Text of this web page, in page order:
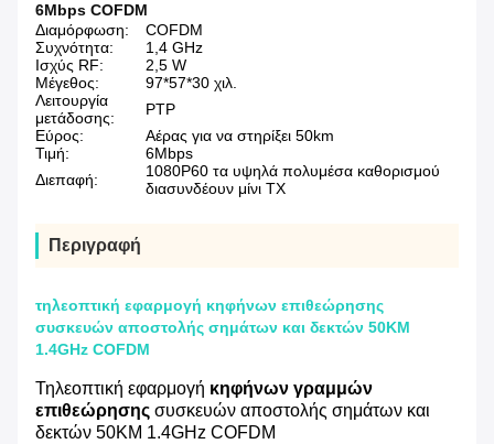
6Mbps COFDM
Διαμόρφωση:
COFDM
Συχνότητα:
1,4 GHz
Ισχύς RF:
2,5 W
Μέγεθος:
97*57*30 χιλ.
Λειτουργία
μετάδοσης:
PTP
Εύρος:
Αέρας για να στηρίξει 50km
Τιμή:
6Mbps
Διεπαφή:
1080P60 τα υψηλά πολυμέσα καθορισμού
διασυνδέουν μίνι TX
Περιγραφή
τηλεοπτική εφαρμογή κηφήνων επιθεώρησης
συσκευών αποστολής σημάτων και δεκτών 50KM
1.4GHz COFDM
Τηλεοπτική εφαρμογή κηφήνων γραμμών
επιθεώρησης συσκευών αποστολής σημάτων και
δεκτών 50KM 1.4GHz COFDM